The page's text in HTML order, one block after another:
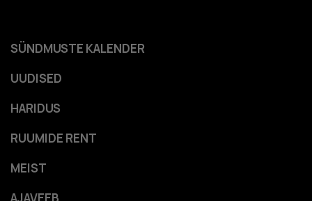
HARIDUS
RUUMIDE RENT
MEIST
SÜNDMUSTE KALENDER
UUDISED